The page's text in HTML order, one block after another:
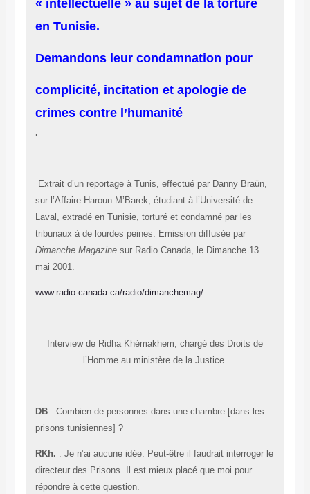
« intellectuelle » au sujet de la torture
en Tunisie.
Demandons leur condamnation pour
complicité, incitation et apologie de
crimes contre l’humanité
.
Extrait d’un reportage à Tunis, effectué par Danny Braün,
sur l’Affaire Haroun M’Barek, étudiant à l’Université de
Laval, extradé en Tunisie, torturé et condamné par les
tribunaux à de lourdes peines. Emission diffusée par
Dimanche Magazine sur Radio Canada, le Dimanche 13
mai 2001.
www.radio-canada.ca/radio/dimanchemag/
Interview de Ridha Khémakhem, chargé des Droits de
l’Homme au ministère de la Justice.
DB : Combien de personnes dans une chambre [dans les
prisons tunisiennes] ?
RKh. : Je n’ai aucune idée. Peut-être il faudrait interroger le
directeur des Prisons. Il est mieux placé que moi pour
répondre à cette question.